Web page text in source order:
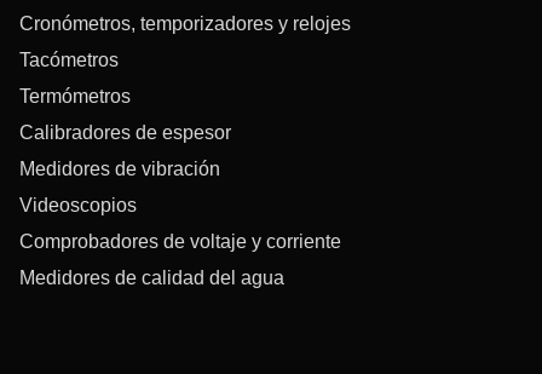
Cronómetros, temporizadores y relojes
Tacómetros
Termómetros
Calibradores de espesor
Medidores de vibración
Videoscopios
Comprobadores de voltaje y corriente
Medidores de calidad del agua